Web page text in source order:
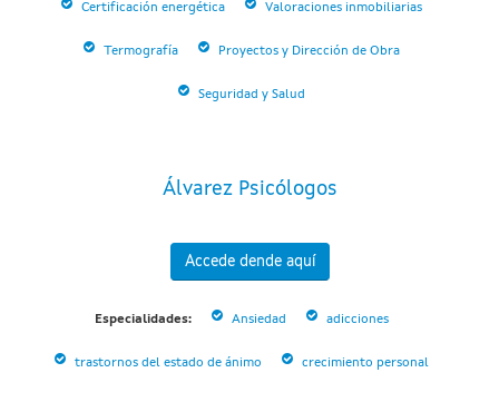
Certificación energética Valoraciones inmobiliarias
Termografía Proyectos y Dirección de Obra
Seguridad y Salud
Álvarez Psicólogos
Accede dende aquí
Especialidades: Ansiedad adicciones
trastornos del estado de ánimo crecimiento personal